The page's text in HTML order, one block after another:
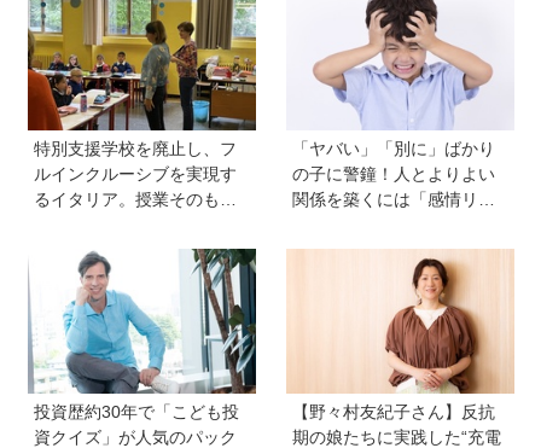
戦略
特別支援学校を廃止し、フ
ルインクルーシブを実現す
るイタリア。授業そのもの
やすい形に【言語聴覚士 原
先生が伝える世界のインク
ルーシブ教育】
「ヤバい」「別に」ばかり
の子に警鐘！人とよりよい
関係を築くには「感情リテ
発達心理学者・渡辺弥生先
生に聞く今の子どもの感情
投資歴約30年で「こども投
資クイズ」が人気のパック
【野々村友紀子さん】反抗
期の娘たちに実践した“充電